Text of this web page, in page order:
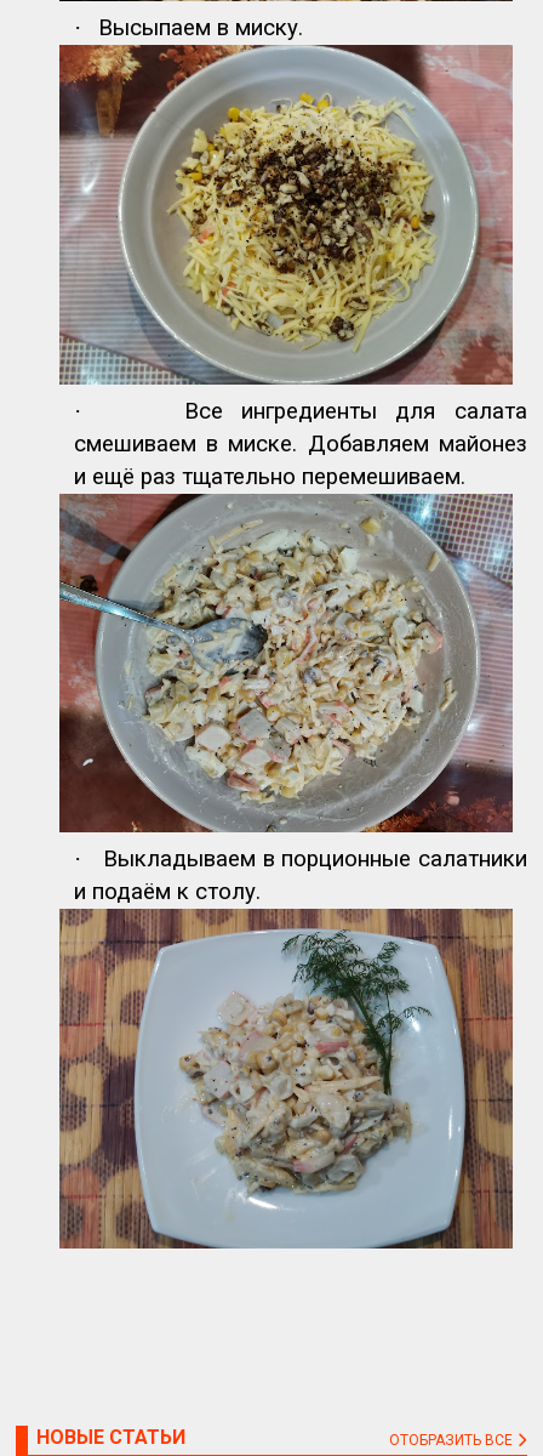
· Высыпаем в миску.
·
Все ингредиенты для салата
смешиваем в миске. Добавляем майонез
и ещё раз тщательно перемешиваем.
·
Выкладываем в порционные салатники
и подаём к столу.
НОВЫЕ СТАТЬИ ОТОБРАЗИТЬ ВСЕ